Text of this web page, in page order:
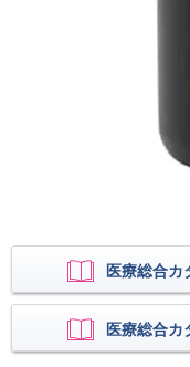
医療総合カ
医療総合カ